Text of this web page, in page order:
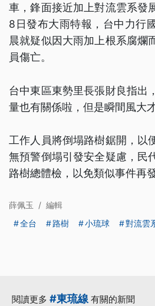
車，鋒面接近加上對流雲系發
8日發布大雨特報，台中力行
晨就疑似因大雨加上根系腐爛
員傷亡。
台中東區東勢里長張財良指出
量也有關係啦，但是瞬間風大
工作人員將倒塌路樹鋸開，以
無預警倒塌引發安全疑慮，民
路樹總體檢，以免類似事件再發
薛佩玉 / 編輯
全台
路樹 小琉球 對流雲
閱讀更多 #東琉線有關的新聞